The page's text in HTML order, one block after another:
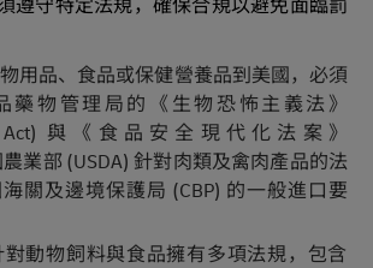
遵守特定法規，確保合規以避免面臨罰
物用品、食品或保健營養品到美國，必須
藥物管理局的《生物恐怖主義法》
Act) 與《食品安全現代化法案》
業部 (USDA) 針對肉類及禽肉產品的法
關及邊境保護局 (CBP) 的一般進口要
對動物飼料與食品擁有多項法規，包含